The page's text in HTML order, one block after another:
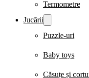
Termometre
Jucării
Puzzle-uri
Baby toys
Căsuțe și